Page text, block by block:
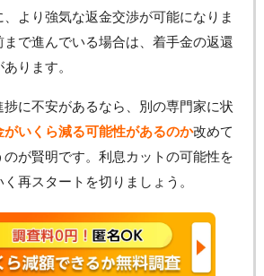
、より強気な返金交渉が可能になりま
で進んでいる場合は、着手金の返還
ります。
捗に不安があるなら、別の専門家に状
がいくら減る可能性があるのか改めて
が賢明です。利息カットの可能性を
再スタートを切りましょう。